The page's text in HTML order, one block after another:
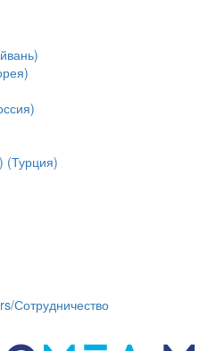
(Турция)
Сотрудничество